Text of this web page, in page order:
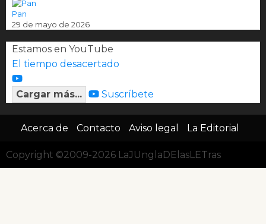
Pan
29 de mayo de 2026
Estamos en YouTube
El tiempo desacertado
Cargar más... Suscríbete
Acerca de Contacto Aviso legal La Editorial
Copyright ©2009-2026 LaJUnglaDElasLETras